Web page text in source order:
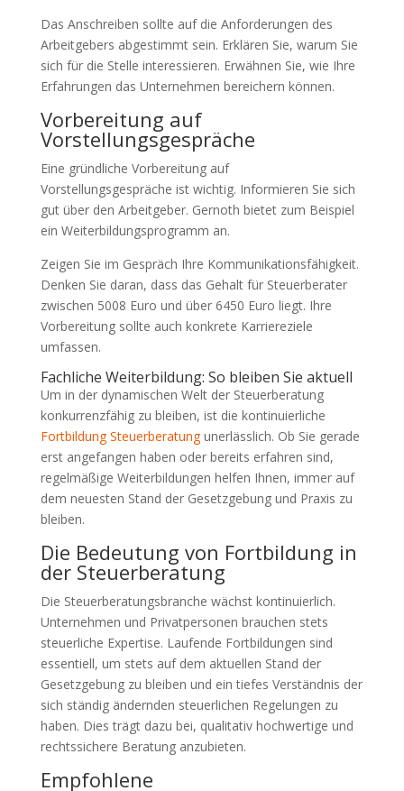
Das Anschreiben sollte auf die Anforderungen des
Arbeitgebers abgestimmt sein. Erklären Sie, warum Sie
sich für die Stelle interessieren. Erwähnen Sie, wie Ihre
Erfahrungen das Unternehmen bereichern können.
Vorbereitung auf
Vorstellungsgespräche
Eine gründliche Vorbereitung auf
Vorstellungsgespräche ist wichtig. Informieren Sie sich
gut über den Arbeitgeber. Gernoth bietet zum Beispiel
ein Weiterbildungsprogramm an.
Zeigen Sie im Gespräch Ihre Kommunikationsfähigkeit.
Denken Sie daran, dass das Gehalt für Steuerberater
zwischen 5008 Euro und über 6450 Euro liegt. Ihre
Vorbereitung sollte auch konkrete Karriereziele
umfassen.
Fachliche Weiterbildung: So bleiben Sie aktuell
Um in der dynamischen Welt der Steuerberatung
konkurrenzfähig zu bleiben, ist die kontinuierliche
Fortbildung Steuerberatungunerlässlich. Ob Sie gerade
erst angefangen haben oder bereits erfahren sind,
regelmäßige Weiterbildungen helfen Ihnen, immer auf
dem neuesten Stand der Gesetzgebung und Praxis zu
bleiben.
Die Bedeutung von Fortbildung in
der Steuerberatung
Die Steuerberatungsbranche wächst kontinuierlich.
Unternehmen und Privatpersonen brauchen stets
steuerliche Expertise. Laufende Fortbildungen sind
essentiell, um stets auf dem aktuellen Stand der
Gesetzgebung zu bleiben und ein tiefes Verständnis der
sich ständig ändernden steuerlichen Regelungen zu
haben. Dies trägt dazu bei, qualitativ hochwertige und
rechtssichere Beratung anzubieten.
Empfohlene